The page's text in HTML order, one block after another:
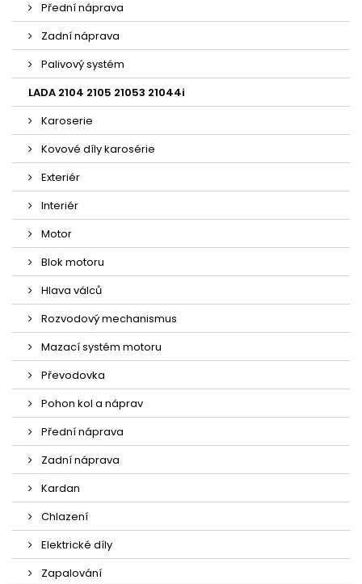
Přední náprava
Zadní náprava
Palivový systém
LADA 2104 2105 21053 21044i
Karoserie
Kovové díly karosérie
Exteriér
Interiér
Motor
Blok motoru
Hlava válců
Rozvodový mechanismus
Mazací systém motoru
Převodovka
Pohon kol a náprav
Přední náprava
Zadní náprava
Kardan
Chlazení
Elektrické díly
Zapalování